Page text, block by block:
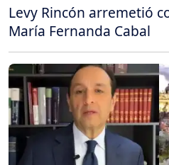
Levy Rincón arremetió
María Fernanda Cabal